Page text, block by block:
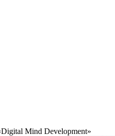
Mind Development»